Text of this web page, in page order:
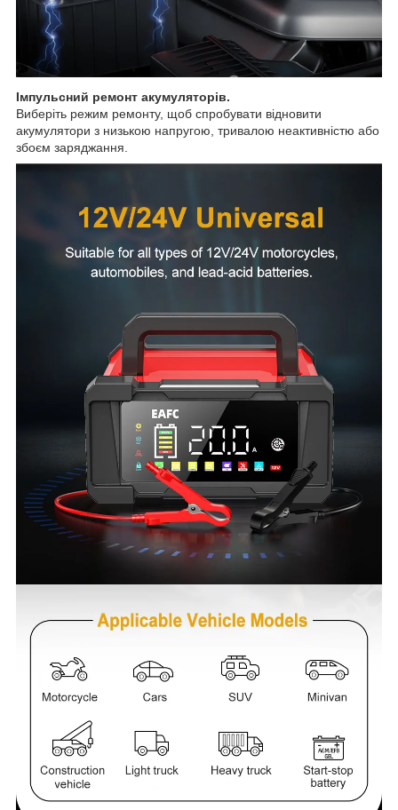
Імпульсний ремонт акумуляторів.
Виберіть режим ремонту, щоб спробувати відновити
акумулятори з низькою напругою, тривалою неактивністю або
збоєм заряджання.